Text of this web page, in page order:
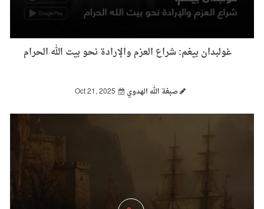
غولبدان بيغم: شراع العزم والإرادة نحو بيت الله الحرام
صبغة الله الهدوي Oct 21, 2025